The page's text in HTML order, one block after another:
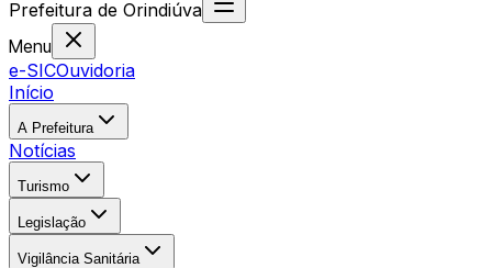
Prefeitura de Orindiúva
Menu
e-SICOuvidoria
Início
A Prefeitura
Notícias
Turismo
Legislação
Vigilância Sanitária